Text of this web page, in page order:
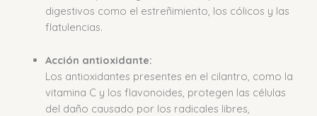
digestivos como el estreñimiento, los cólicos y las
flatulencias.
Acción antioxidante:
Los antioxidantes presentes en el cilantro, como la
vitamina C y los flavonoides, protegen las células
del daño causado por los radicales libres,